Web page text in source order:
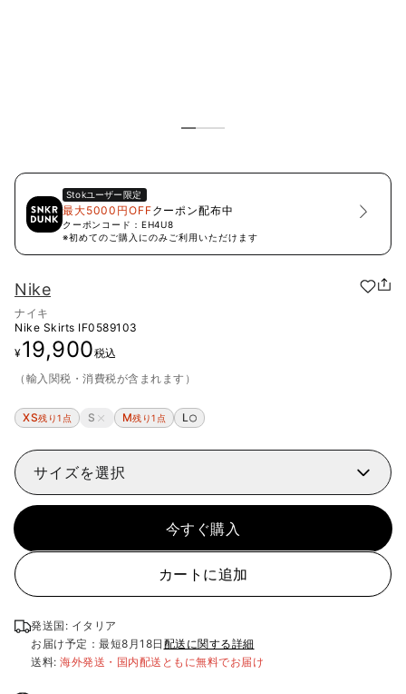
Stokユーザー限定
最大5000円OFFクーポン配布中
クーポンコード： EH4U8
※初めてのご購入にのみご利用いただけます
Nike
ナイキ
Nike Skirts IF0589103
¥19,900税込
（輸入関税・消費税が含まれます）
XS残り1点 S M残り1点 L
サイズを選択
今すぐ購入
カートに追加
発送国: イタリア
お届け予定：最短8月18日 配送に関する詳細
送料: 海外発送・国内配送ともに無料でお届け